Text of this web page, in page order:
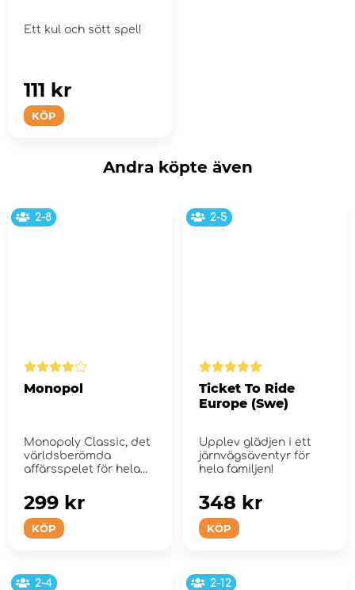
Ett kul och sött spel!
KÖP
111 kr
Andra köpte även
2-8
Monopol
Monopoly Classic, det
världsberömda
affärsspelet för hela
KÖP
299 kr
2-5
Ticket To Ride
Europe (Swe)
Upplev glädjen i ett
järnvägsäventyr för
hela familjen!
KÖP
348 kr
2-4 2-12